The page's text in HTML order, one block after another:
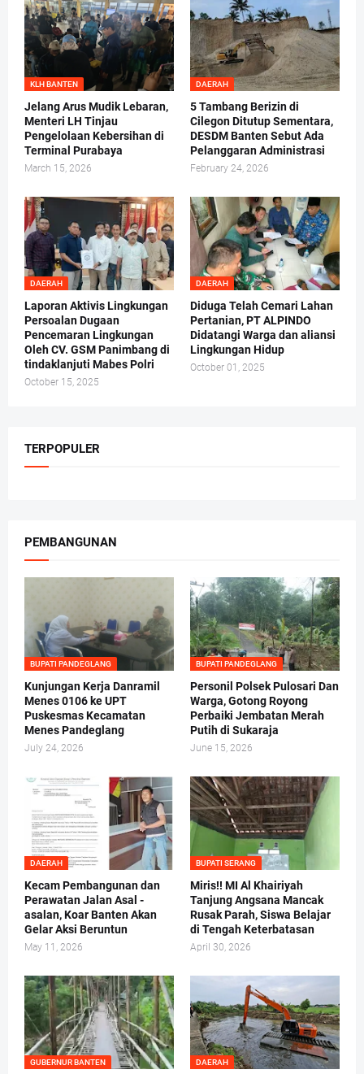
KLH BANTEN
Jelang Arus Mudik Lebaran,
Menteri LH Tinjau
Pengelolaan Kebersihan di
Terminal Purabaya
March 15, 2026
DAERAH
5 Tambang Berizin di
Cilegon Ditutup Sementara,
DESDM Banten Sebut Ada
Pelanggaran Administrasi
February 24, 2026
DAERAH
Laporan Aktivis Lingkungan
Persoalan Dugaan
Pencemaran Lingkungan
Oleh CV. GSM Panimbang di
tindaklanjuti Mabes Polri
October 15, 2025
DAERAH
Diduga Telah Cemari Lahan
Pertanian, PT ALPINDO
Didatangi Warga dan aliansi
Lingkungan Hidup
October 01, 2025
TERPOPULER
PEMBANGUNAN
BUPATI PANDEGLANG
Kunjungan Kerja Danramil
Menes 0106 ke UPT
Puskesmas Kecamatan
Menes Pandeglang
July 24, 2026
BUPATI PANDEGLANG
Personil Polsek Pulosari Dan
Warga, Gotong Royong
Perbaiki Jembatan Merah
Putih di Sukaraja
June 15, 2026
DAERAH
Kecam Pembangunan dan
Perawatan Jalan Asal -
asalan, Koar Banten Akan
Gelar Aksi Beruntun
May 11, 2026
BUPATI SERANG
Miris!! MI Al Khairiyah
Tanjung Angsana Mancak
Rusak Parah, Siswa Belajar
di Tengah Keterbatasan
April 30, 2026
GUBERNUR BANTEN DAERAH